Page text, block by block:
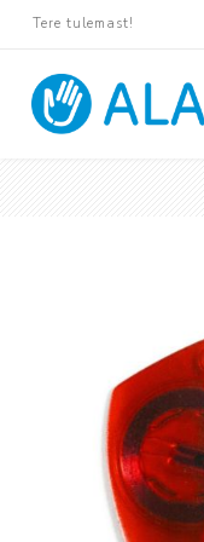
Tere tulemast!